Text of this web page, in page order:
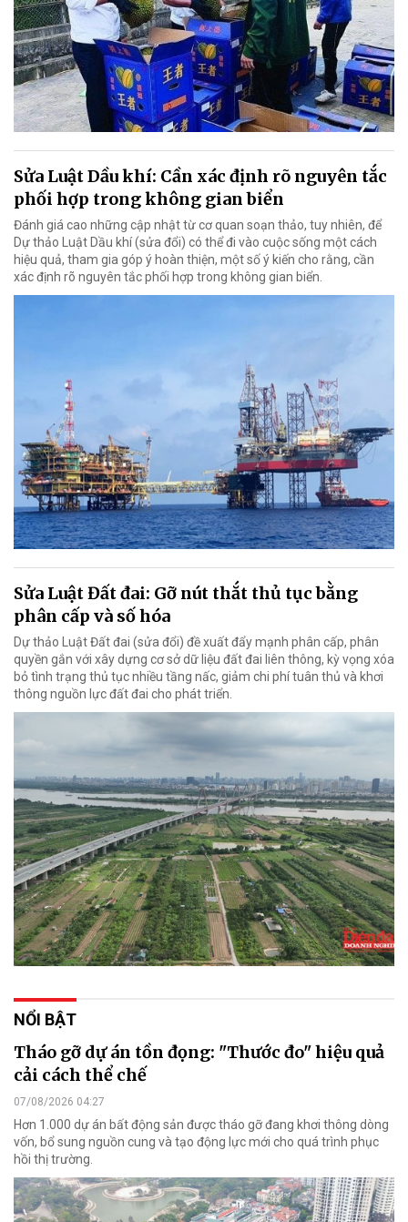
Sửa Luật Dầu khí: Cần xác định rõ nguyên tắc
phối hợp trong không gian biển
Đánh giá cao những cập nhật từ cơ quan soạn thảo, tuy nhiên, để
Dự thảo Luật Dầu khí (sửa đổi) có thể đi vào cuộc sống một cách
hiệu quả, tham gia góp ý hoàn thiện, một số ý kiến cho rằng, cần
xác định rõ nguyên tắc phối hợp trong không gian biển.
Sửa Luật Đất đai: Gỡ nút thắt thủ tục bằng
phân cấp và số hóa
Dự thảo Luật Đất đai (sửa đổi) đề xuất đẩy mạnh phân cấp, phân
quyền gắn với xây dựng cơ sở dữ liệu đất đai liên thông, kỳ vọng xóa
bỏ tình trạng thủ tục nhiều tầng nấc, giảm chi phí tuân thủ và khơi
thông nguồn lực đất đai cho phát triển.
NỔI BẬT
Tháo gỡ dự án tồn đọng: "Thước đo" hiệu quả
cải cách thể chế
07/08/2026 04:27
Hơn 1.000 dự án bất động sản được tháo gỡ đang khơi thông dòng
vốn, bổ sung nguồn cung và tạo động lực mới cho quá trình phục
hồi thị trường.